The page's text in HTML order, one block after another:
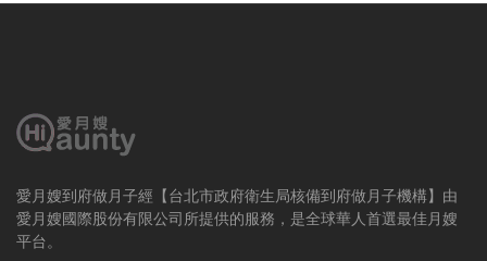
愛月嫂到府做月子經【台北市政府衛生局核備到府做月子機構】由
愛月嫂國際股份有限公司所提供的服務，是全球華人首選最佳月嫂
平台。